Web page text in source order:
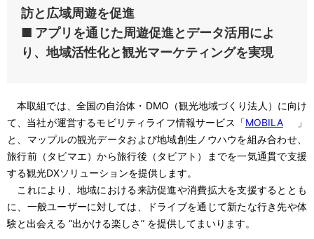
訪と広域周遊を促進
■ アプリを通じた周遊促進とデータ活用によ
り、地域活性化と観光マーケティングを実現
本取組では、全国の自治体・DMO（観光地域づくり法人）に向け
て、当社が運営するモビリティライフ情報サービス「MOBILA
」
と、マップルの観光データおよび地域創生ノウハウを組み合わせ、
旅行前（タビマエ）から旅行後（タビアト）までを一気通貫で支援
する観光DXソリューションを提供します。
これにより、地域における来訪促進や消費拡大を支援するととも
に、一般ユーザーに対しては、ドライブを通じて新たな行き先や体
験と出会える “出かける楽しさ” を提供してまいります。